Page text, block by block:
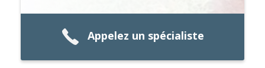
Appelez un spécialiste